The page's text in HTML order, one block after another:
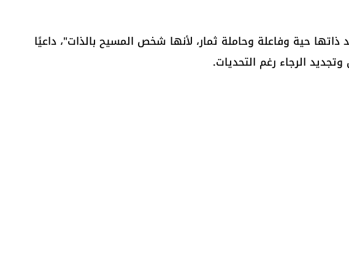
حية وفاعلة وحاملة ثمار، لأنها شخص المسيح بالذات"، داعيًا
الرجاء رغم التحديات.